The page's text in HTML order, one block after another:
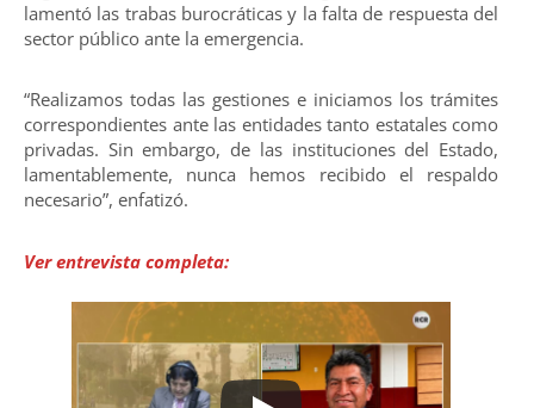
lamentó las trabas burocráticas y la falta de respuesta del
sector público ante la emergencia.
“Realizamos todas las gestiones e iniciamos los trámites
correspondientes ante las entidades tanto estatales como
privadas. Sin embargo, de las instituciones del Estado,
lamentablemente, nunca hemos recibido el respaldo
necesario”, enfatizó.
Ver entrevista completa: